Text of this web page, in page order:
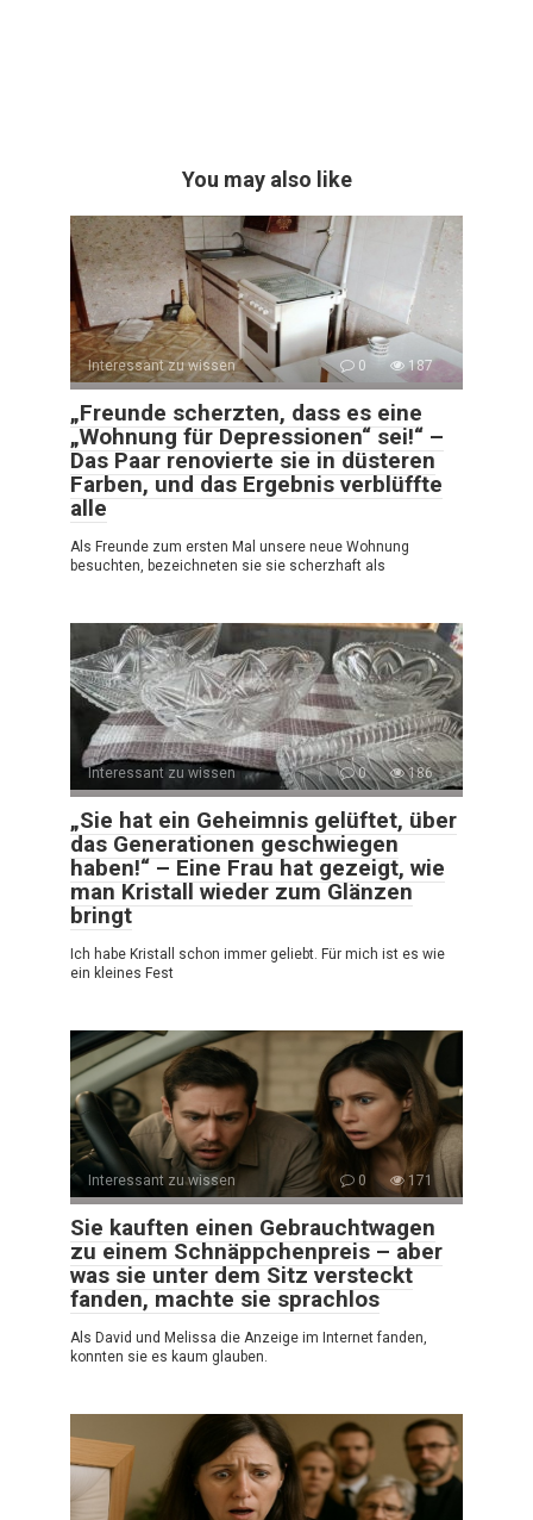
You may also like
Interessant zu wissen 0 187
„Freunde scherzten, dass es eine
„Wohnung für Depressionen“ sei!“ –
Das Paar renovierte sie in düsteren
Farben, und das Ergebnis verblüffte
alle
Als Freunde zum ersten Mal unsere neue Wohnung
besuchten, bezeichneten sie sie scherzhaft als
Interessant zu wissen 0 186
„Sie hat ein Geheimnis gelüftet, über
das Generationen geschwiegen
haben!“ – Eine Frau hat gezeigt, wie
man Kristall wieder zum Glänzen
bringt
Ich habe Kristall schon immer geliebt. Für mich ist es wie
ein kleines Fest
Interessant zu wissen 0 171
Sie kauften einen Gebrauchtwagen
zu einem Schnäppchenpreis – aber
was sie unter dem Sitz versteckt
fanden, machte sie sprachlos
Als David und Melissa die Anzeige im Internet fanden,
konnten sie es kaum glauben.